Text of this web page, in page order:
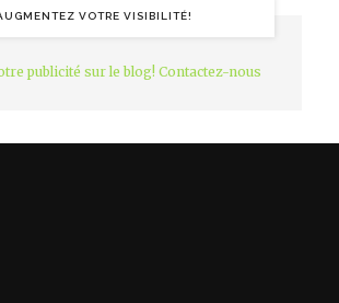
VOTRE VISIBILITÉ!